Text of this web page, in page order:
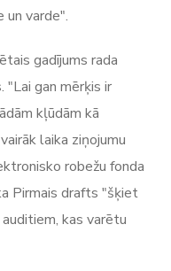
un varde".
gadījums rada
"Lai gan mērķis ir
kļūdām kā
laika ziņojumu
robežu fonda
Pirmais drafts "šķiet
kas varētu